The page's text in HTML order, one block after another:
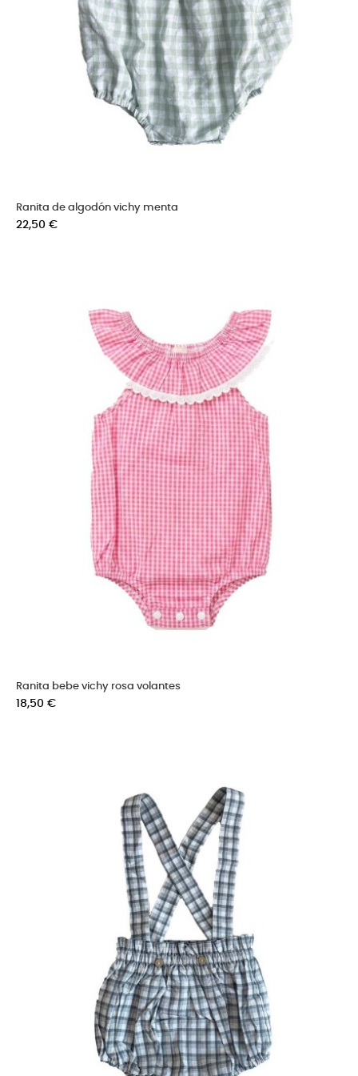
Ranita de algodón vichy menta
Precio
22,50 €
Ranita bebe vichy rosa volantes
Precio
18,50 €